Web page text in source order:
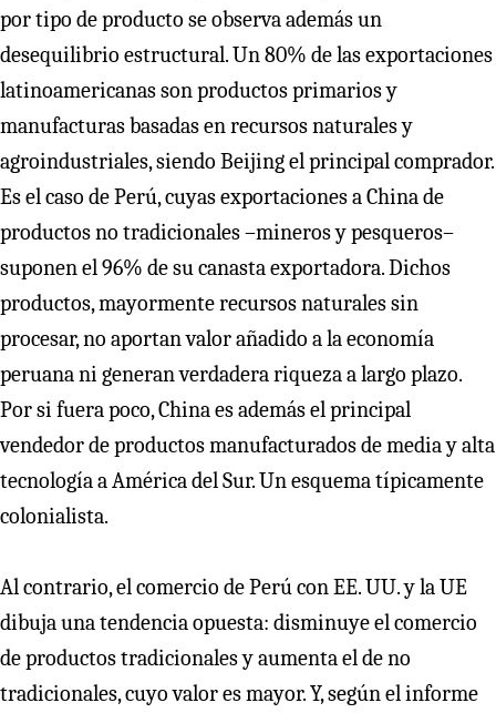
por tipo de producto se observa además un
desequilibrio estructural. Un 80% de las exportaciones
latinoamericanas son productos primarios y
manufacturas basadas en recursos naturales y
agroindustriales, siendo Beijing el principal comprador.
Es el caso de Perú, cuyas exportaciones a China de
productos no tradicionales –mineros y pesqueros–
suponen el 96% de su canasta exportadora. Dichos
productos, mayormente recursos naturales sin
procesar, no aportan valor añadido a la economía
peruana ni generan verdadera riqueza a largo plazo.
Por si fuera poco, China es además el principal
vendedor de productos manufacturados de media y alta
tecnología a América del Sur. Un esquema típicamente
colonialista.
Al contrario, el comercio de Perú con EE. UU. y la UE
dibuja una tendencia opuesta: disminuye el comercio
de productos tradicionales y aumenta el de no
tradicionales, cuyo valor es mayor. Y, según el informe